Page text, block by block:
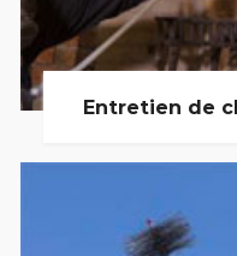
Entretien de